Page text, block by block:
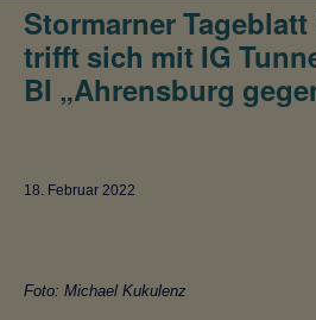
Stormarner
trifft sich mit IG
BI „Ahrensburg
18. Februar 2022
Foto: Michael Kukulenz